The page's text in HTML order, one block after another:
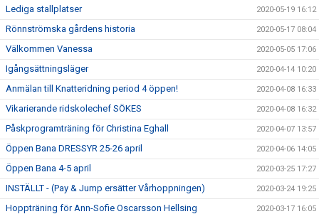
Lediga stallplatser 2020-05-19 16:12
Rönnströmska gårdens historia 2020-05-17 08:04
Välkommen Vanessa 2020-05-05 17:06
Igångsättningsläger 2020-04-14 10:20
Anmälan till Knatteridning period 4 öppen! 2020-04-08 16:33
Vikarierande ridskolechef SÖKES 2020-04-08 16:32
Påskprogramträning för Christina Eghall 2020-04-07 13:57
Öppen Bana DRESSYR 25-26 april 2020-04-06 14:05
Öppen Bana 4-5 april 2020-03-25 17:27
INSTÄLLT - (Pay & Jump ersätter Vårhoppningen) 2020-03-24 19:25
Hoppträning för Ann-Sofie Oscarsson Hellsing 2020-03-17 16:05